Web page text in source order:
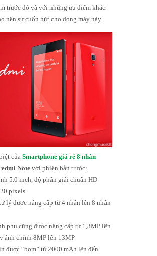
trước đó và với những ưu điểm khác
nên sự cuốn hút cho dòng máy này.
của Smartphone giá rẻ 8 nhân
Notevới phiên bản trước:
5.0 inch, độ phân giải chuẩn HD
pixels
lý được nâng cấp từ 4 nhân lên 8 nhân
phụ cũng được nâng cấp từ 1,3MP lên
ảnh chính 8MP lên 13MP
được “bơm” từ 2000 mAh lên đến